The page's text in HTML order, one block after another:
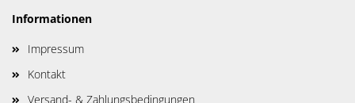
Informationen
Impressum
Kontakt
Versand- & Zahlungsbedingungen